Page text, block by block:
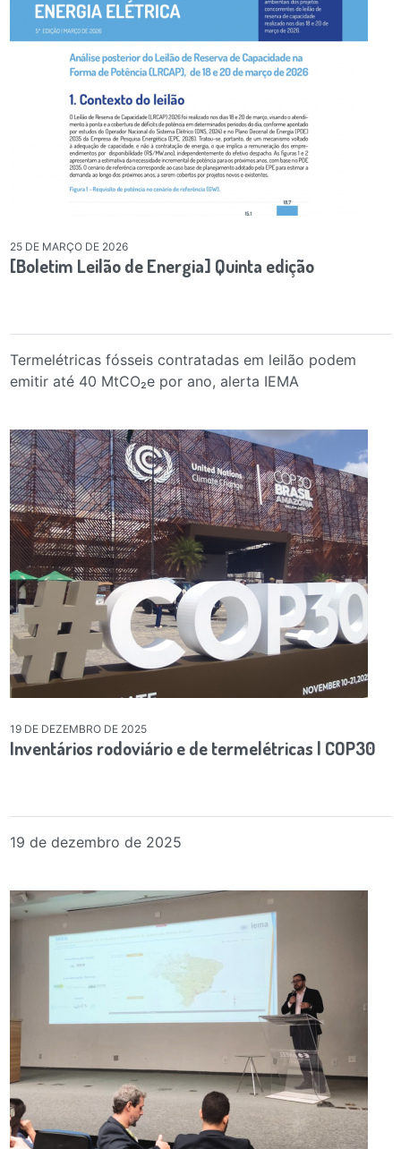
25 DE MARÇO DE 2026
[Boletim Leilão de Energia] Quinta edição
Termelétricas fósseis contratadas em leilão podem
emitir até 40 MtCO₂e por ano, alerta IEMA
19 DE DEZEMBRO DE 2025
Inventários rodoviário e de termelétricas | COP30
19 de dezembro de 2025